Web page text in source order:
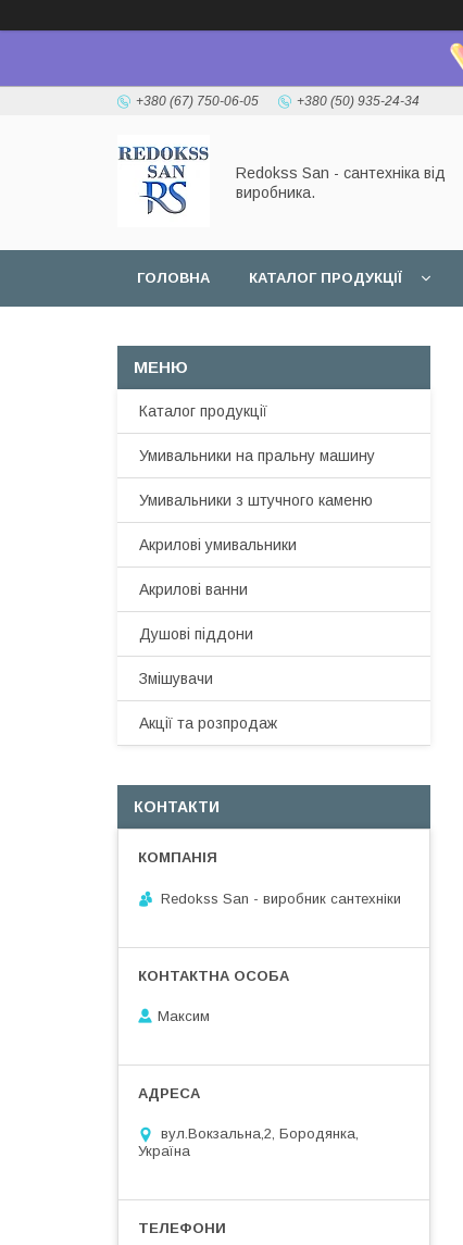
+380 (67) 750-06-05 +380 (50) 935-24-34
Redokss San - сантехніка від
виробника.
ГОЛОВНА КАТАЛОГ ПРОДУКЦІЇ
Каталог продукції
Умивальники на пральну машину
Умивальники з штучного каменю
Акрилові умивальники
Акрилові ванни
Душові піддони
Змішувачи
Акції та розпродаж
КОНТАКТИ
Redokss San - виробник сантехніки
Максим
вул.Вокзальна,2, Бородянка,
Україна